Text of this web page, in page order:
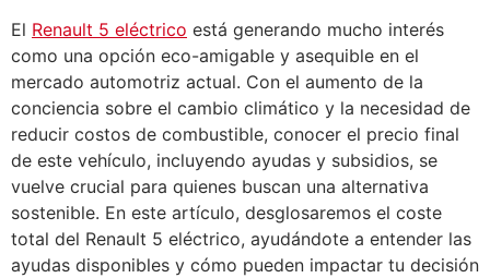
El Renault 5 eléctrico está generando mucho interés
como una opción eco-amigable y asequible en el
mercado automotriz actual. Con el aumento de la
conciencia sobre el cambio climático y la necesidad de
reducir costos de combustible, conocer el precio final
de este vehículo, incluyendo ayudas y subsidios, se
vuelve crucial para quienes buscan una alternativa
sostenible. En este artículo, desglosaremos el coste
total del Renault 5 eléctrico, ayudándote a entender las
ayudas disponibles y cómo pueden impactar tu decisión